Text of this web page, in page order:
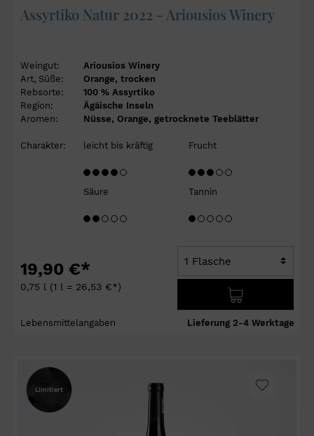
Assyrtiko Natur 2022 - Ariousios Winery
Weingut:
Ariousios Winery
Art, Süße:
Orange, trocken
Rebsorte:
100 % Assyrtiko
Region:
Ägäische Inseln
Aromen:
Nüsse, Orange, getrocknete Teeblätter
Charakter: leicht bis kräftig Frucht
Säure Tannin
19,90 €*
0,75 l (1 l = 26,53 €*)
Lebensmittelangaben Lieferung 2-4 Werktage
Limitiert